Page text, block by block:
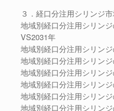
３．経口分注用シリンジ
地域別経口分注用シリン
VS2031年
地域別経口分注用シリン
地域別経口分注用シリン
地域別経口分注用シリン
地域別経口分注用シリン
地域別経口分注用シリン
地域別経口分注用シリン